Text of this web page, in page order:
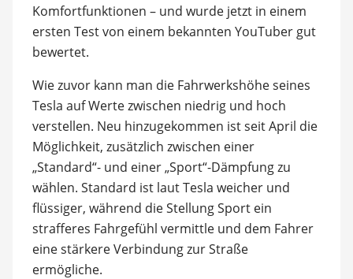
Komfortfunktionen – und wurde jetzt in einem
ersten Test von einem bekannten YouTuber gut
bewertet.
Wie zuvor kann man die Fahrwerkshöhe seines
Tesla auf Werte zwischen niedrig und hoch
verstellen. Neu hinzugekommen ist seit April die
Möglichkeit, zusätzlich zwischen einer
„Standard“- und einer „Sport“-Dämpfung zu
wählen. Standard ist laut Tesla weicher und
flüssiger, während die Stellung Sport ein
strafferes Fahrgefühl vermittle und dem Fahrer
eine stärkere Verbindung zur Straße
ermögliche.